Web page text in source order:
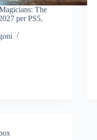
The
per PS5,